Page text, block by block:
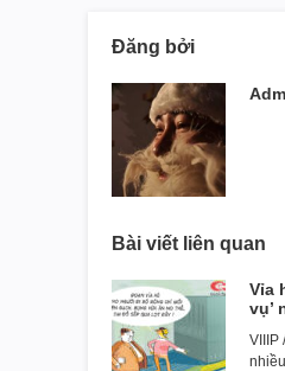
Đăng bởi
Bài viết liên quan
Vỉa
vụ’
VIIIP